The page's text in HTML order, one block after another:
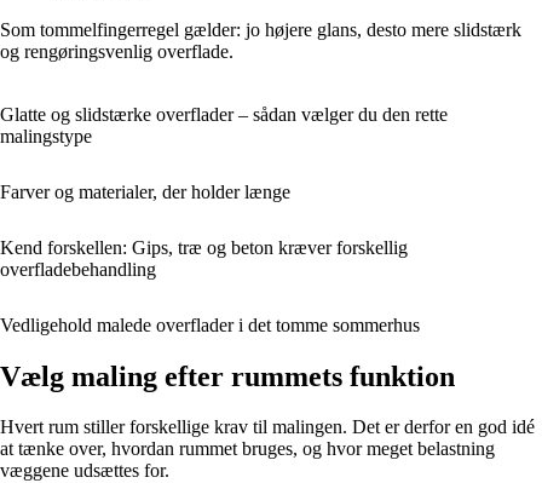
Som tommelfingerregel gælder: jo højere glans, desto mere slidstærk
og rengøringsvenlig overflade.
Glatte og slidstærke overflader – sådan vælger du den rette
malingstype
Farver og materialer, der holder længe
Kend forskellen: Gips, træ og beton kræver forskellig
overfladebehandling
Vedligehold malede overflader i det tomme sommerhus
Vælg maling efter rummets funktion
Hvert rum stiller forskellige krav til malingen. Det er derfor en god idé
at tænke over, hvordan rummet bruges, og hvor meget belastning
væggene udsættes for.